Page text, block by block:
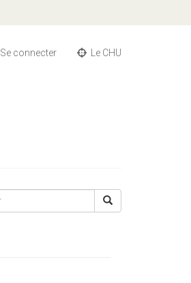
Se connecter Le CHU